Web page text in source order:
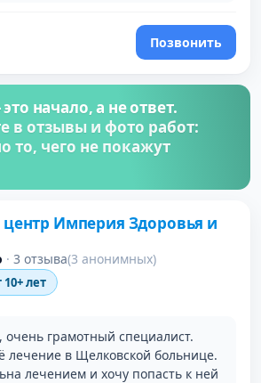
Позвонить
начало, а не ответ.
в отзывы и фото работ:
то, чего не покажут
Империя Здоровья и
· 3 отзыва(3 анонимных)
лет
очень грамотный специалист.
лечение в Щелковской больнице.
лечением и хочу попасть к ней